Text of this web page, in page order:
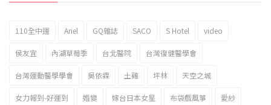
2023新北市北海岸國際風箏節「風在石起」霸氣回歸
110全中運 Ariel GQ雜誌 SACO S Hotel video
侯友宜 內湖草莓季 台北醫院 台灣復健醫學會
台灣運動醫學學會 吳依霖 土雞 坪林 天空之城
女力報到-好運到 婚變 嫁台日本女星 布袋戲風箏 愛紗